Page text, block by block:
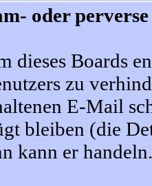
oder
dieses Boards
zu
E-Mail
bleiben (die
kann er handeln.